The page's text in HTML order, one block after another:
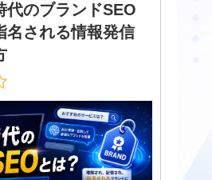
代のブランドSEO
名される情報発信